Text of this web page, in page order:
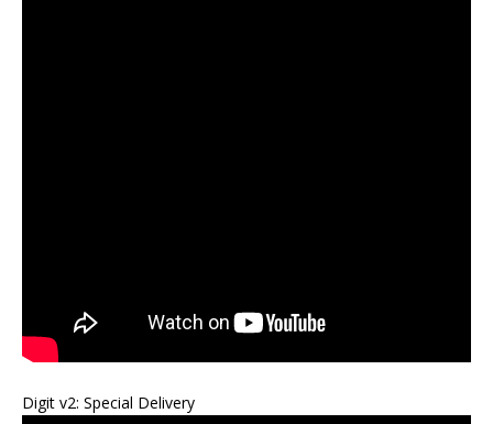
Digit v2: Special Delivery